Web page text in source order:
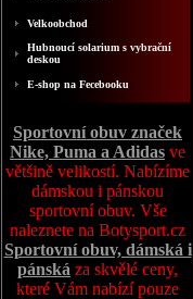
Velkoobchod
Hubnoucí solarium s vybrační
deskou
E-shop na Fecebooku
Sportovní obuv značek
Nike, Puma a Adidas ve
většině velikostí. Nabízíme
dámskou i pánskou
sportovní obuv. Vše
naleznete na Botysport.cz
Sportovní obuv, dámská i
pánská za skvělé ceny,
které Vám nabízí pouze